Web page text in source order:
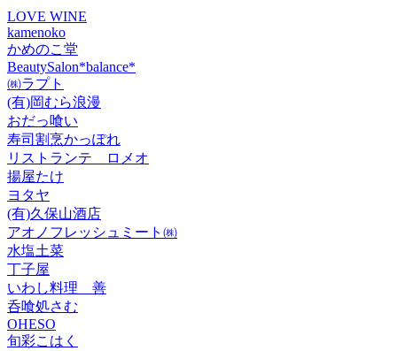
LOVE WINE
kamenoko
かめのこ堂
BeautySalon*balance*
㈱ラプト
(有)岡むら浪漫
おだっ喰い
寿司割烹かっぽれ
リストランテ ロメオ
揚屋たけ
ヨタヤ
(有)久保山酒店
アオノフレッシュミート㈱
水塩土菜
丁子屋
いわし料理 善
呑喰処さむ
OHESO
旬彩こはく